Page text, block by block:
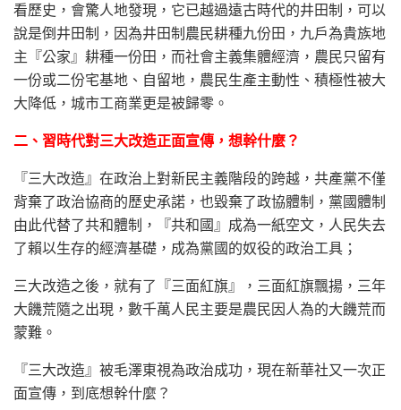
看歷史，會驚人地發現，它已越過遠古時代的井田制，可以
說是倒井田制，因為井田制農民耕種九份田，九戶為貴族地
主『公家』耕種一份田，而社會主義集體經濟，農民只留有
一份或二份宅基地、自留地，農民生產主動性、積極性被大
大降低，城市工商業更是被歸零。
二、習時代對三大改造正面宣傳，想幹什麼？
『三大改造』在政治上對新民主義階段的跨越，共產黨不僅
背棄了政治協商的歷史承諾，也毀棄了政協體制，黨國體制
由此代替了共和體制，『共和國』成為一紙空文，人民失去
了賴以生存的經濟基礎，成為黨國的奴役的政治工具；
三大改造之後，就有了『三面紅旗』，三面紅旗飄揚，三年
大饑荒隨之出現，數千萬人民主要是農民因人為的大饑荒而
蒙難。
『三大改造』被毛澤東視為政治成功，現在新華社又一次正
面宣傳，到底想幹什麼？